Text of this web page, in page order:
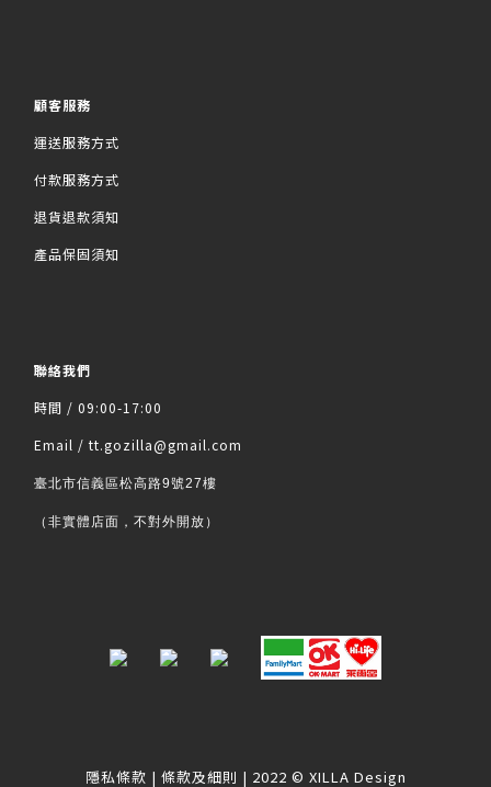
顧客服務
運送服務方式
付款服務方式
退貨退款須知
產品保固須知
聯絡我們
時間 / 09:00-17:00
Email / tt.gozilla@gmail.com
臺北市信義區松高路9號27樓
（非實體店面，不對外開放）
隱私條款 | 條款及細則 | 2022 © XILLA Design